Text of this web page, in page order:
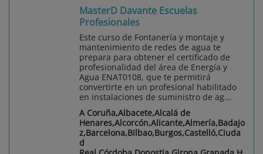
MasterD Davante Escuelas
Profesionales
Este curso de Fontanería y montaje y
mantenimiento de redes de agua te
prepara para obtener el certificado de
profesionalidad del área de Energía y
Agua ENAT0108, que te permitirá
convertirte en un profesional habilitado
en instalaciones de suministro de ag...
A Coruña,Albacete,Alcalá de
Henares,Alcorcón,Alicante,Almería,Badajo
z,Barcelona,Bilbao,Burgos,Castelló,Ciuda
d